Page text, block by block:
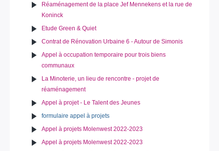
Réaménagement de la place Jef Mennekens et la rue de
Koninck
Etude Green & Quiet
Contrat de Rénovation Urbaine 6 - Autour de Simonis
Appel à occupation temporaire pour trois biens
communaux
La Minoterie, un lieu de rencontre - projet de
réaménagement
Appel à projet - Le Talent des Jeunes
formulaire appel à projets
Appel à projets Molenwest 2022-2023
Appel à projets Molenwest 2022-2023